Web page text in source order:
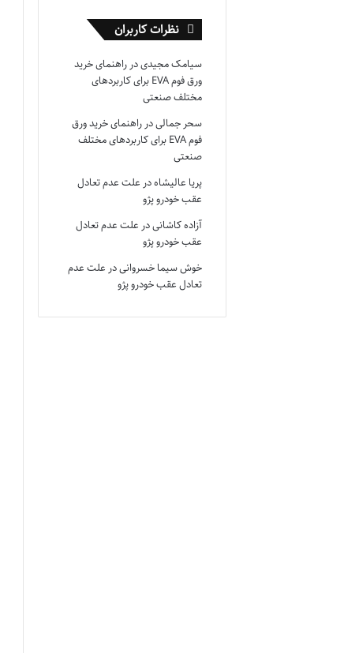
نظرات کاربران
سیامک مجیدیدرراهنمای خرید
ورق فوم EVA برای کاربردهای
مختلف صنعتی
سحر جمالیدرراهنمای خرید ورق
فوم EVA برای کاربردهای مختلف
صنعتی
پریا عالیشاهدر علت عدم تعادل
عقب خودرو پژو
آزاده کاشانیدر علت عدم تعادل
عقب خودرو پژو
خوش سیما خسروانیدر علت عدم
تعادل عقب خودرو پژو